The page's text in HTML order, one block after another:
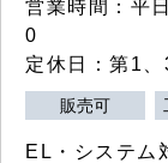
営業時間：平
0
定休日：第1、
販売可
EL・システム